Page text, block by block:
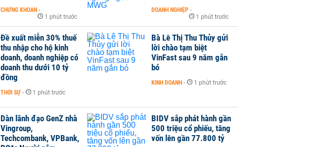
CHỨNG KHOÁN -
1 phút trước
DOANH NGHIỆP -
1 phút trước
Đề xuất miễn 30% thuế
thu nhập cho hộ kinh
doanh, doanh nghiệp có
doanh thu dưới 10 tỷ
đồng
THỜI SỰ - 1 phút trước
Bà Lê Thị Thu Thủy gửi
lời chào tạm biệt
VinFast sau 9 năm gắn
bó
KINH DOANH - 1 phút trước
Dàn lãnh đạo GenZ nhà
Vingroup,
Techcombank, VPBank,
BIDV sắp phát hành gần
500 triệu cổ phiếu, tăng
vốn lên gần 77.800 tỷ